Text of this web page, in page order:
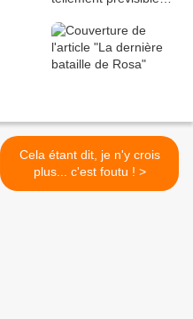
Cela étant dit, je n'y crois
plus... c'est foutu ! >